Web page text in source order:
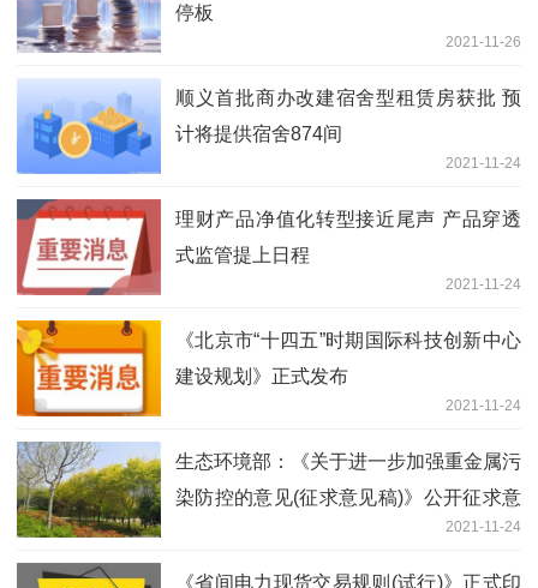
停板
2021-11-26
顺义首批商办改建宿舍型租赁房获批 预
计将提供宿舍874间
2021-11-24
理财产品净值化转型接近尾声 产品穿透
式监管提上日程
2021-11-24
《北京市“十四五”时期国际科技创新中心
建设规划》正式发布
2021-11-24
生态环境部：《关于进一步加强重金属污
染防控的意见(征求意见稿)》公开征求意
2021-11-24
《省间电力现货交易规则(试行)》正式印